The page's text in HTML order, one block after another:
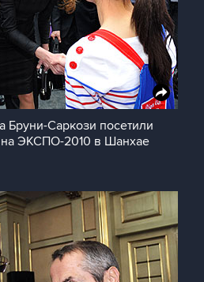
Бруни-Саркози посетили
ЭКСПО-2010 в Шанхае